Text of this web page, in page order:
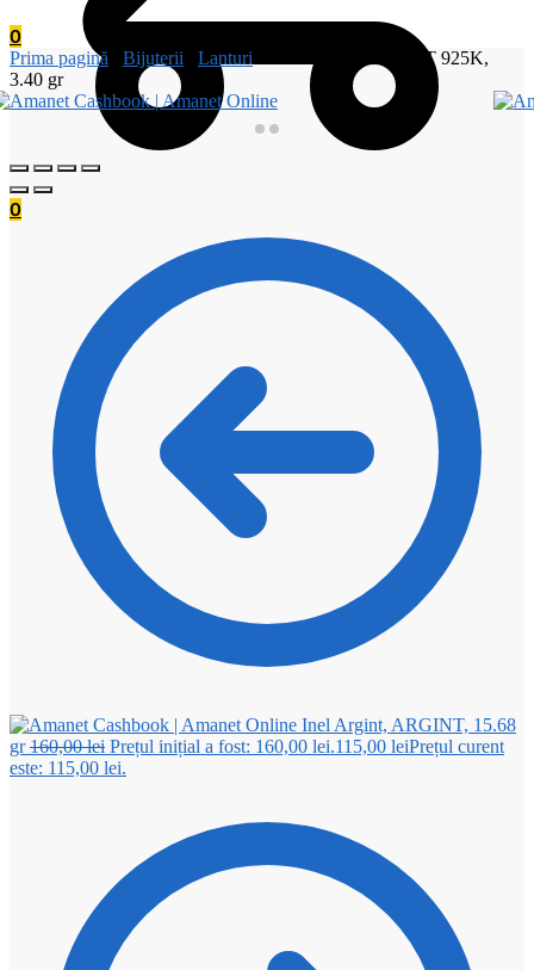
0
0
Prima pagină Bijuterii Lanturi
Lant Argint, ARGINT 925K,
3.40 gr
Inel Argint, ARGINT, 15.68
gr 160,00lei Prețul inițial a fost: 160,00 lei.115,00 leiPrețul curent
este: 115,00 lei.